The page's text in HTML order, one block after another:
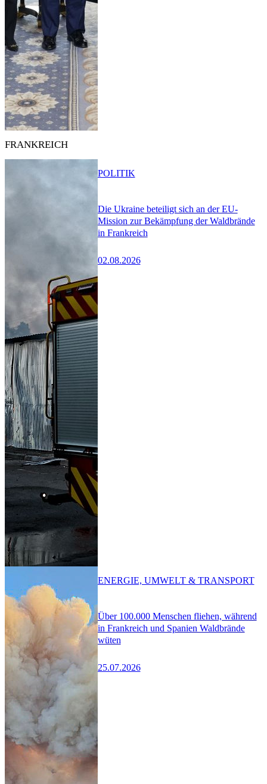
FRANKREICH
Die Ukraine beteiligt sich an der EU-
Mission zur Bekämpfung der Waldbrände
in Frankreich
02.08.2026
POLITIK
Über 100.000 Menschen fliehen, während
in Frankreich und Spanien Waldbrände
wüten
25.07.2026
ENERGIE, UMWELT & TRANSPORT